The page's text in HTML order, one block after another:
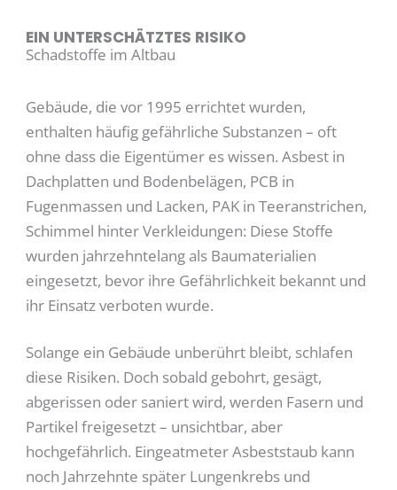
EIN UNTERSCHÄTZTES RISIKO
Schadstoffe im Altbau
Gebäude, die vor 1995 errichtet wurden,
enthalten häufig gefährliche Substanzen – oft
ohne dass die Eigentümer es wissen. Asbest in
Dachplatten und Bodenbelägen, PCB in
Fugenmassen und Lacken, PAK in Teeranstrichen,
Schimmel hinter Verkleidungen: Diese Stoffe
wurden jahrzehntelang als Baumaterialien
eingesetzt, bevor ihre Gefährlichkeit bekannt und
ihr Einsatz verboten wurde.
Solange ein Gebäude unberührt bleibt, schlafen
diese Risiken. Doch sobald gebohrt, gesägt,
abgerissen oder saniert wird, werden Fasern und
Partikel freigesetzt – unsichtbar, aber
hochgefährlich. Eingeatmeter Asbeststaub kann
noch Jahrzehnte später Lungenkrebs und